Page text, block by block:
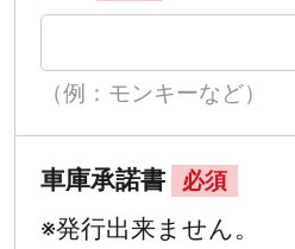
（例：モンキーなど）
車庫承諾書 必須
※発行出来ません。